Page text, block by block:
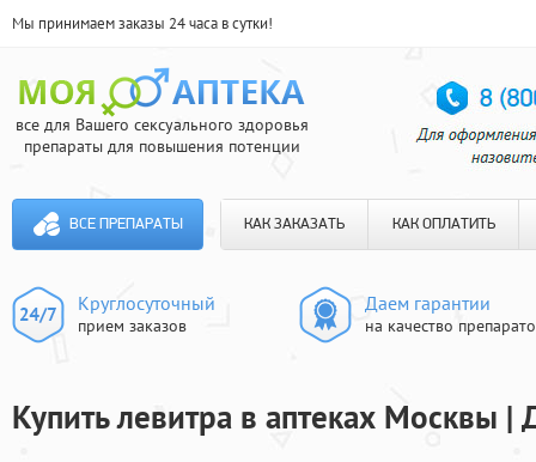
Мы принимаем заказы 24 часа в сутки!
все для Вашего сексуального здоровья
препараты для повышения потенции
ВСЕ ПРЕПАРАТЫ КАК ЗАКАЗАТЬ КАК ОПЛАТИТЬ
Круглосуточный
прием заказов
Даем гарантии
на качество
Купить левитра в аптеках Москвы |